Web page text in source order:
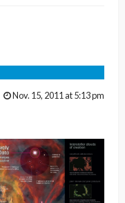
Nov. 15, 2011 at 5:13 pm